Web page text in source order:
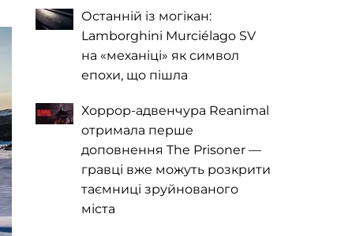
Останній із могікан:
Lamborghini Murciélago SV
на «механіці» як символ
епохи, що пішла
Хоррор-адвенчура Reanimal
отримала перше
доповнення The Prisoner —
гравці вже можуть розкрити
таємниці зруйнованого
міста